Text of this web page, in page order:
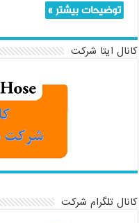
توضیحات بیشتر »
کانال ایتا شرکت
کانال تلگرام شرکت